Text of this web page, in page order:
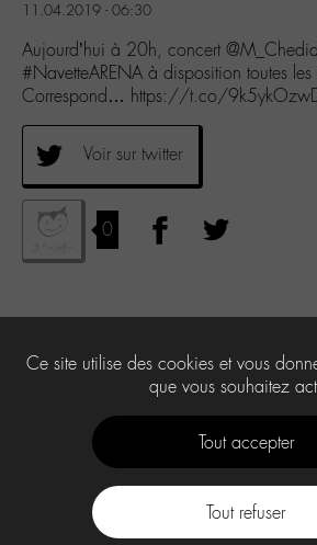
11.04.2019 - 06:30
Aujourd’hui à 20h, concert
#NavetteARENA à disposition toutes
Correspond… https://t.co/
Voir sur twitter
0
Ce site utilise des cookies et vous
que vous souhaitez
Tout accepter
Tout refuser